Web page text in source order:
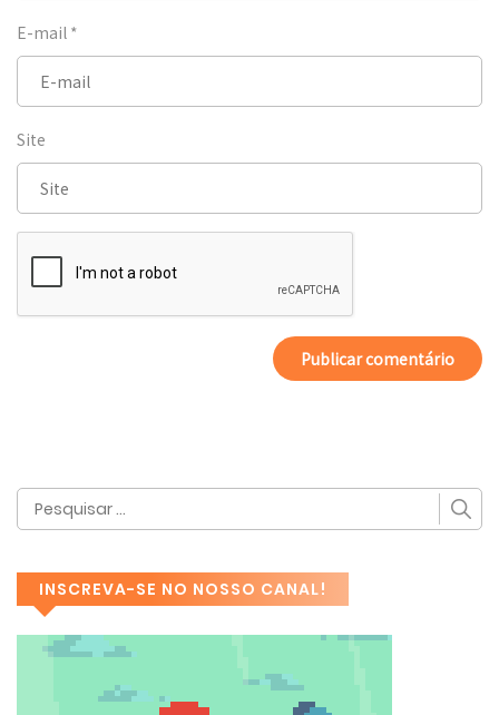
E-mail *
Site
INSCREVA-SE NO NOSSO CANAL!